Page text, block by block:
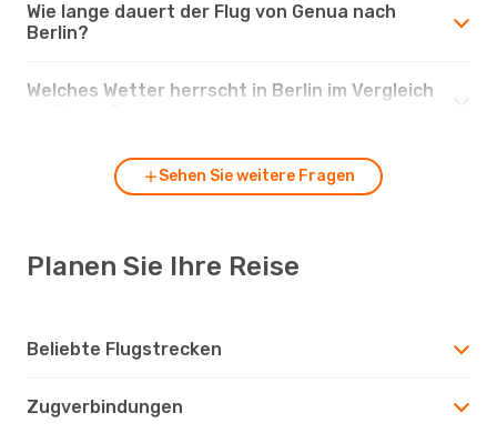
Wie lange dauert der Flug von Genua nach
Berlin?
Welches Wetter herrscht in Berlin im Vergleich
Sehen Sie weitere Fragen
Planen Sie Ihre Reise
Beliebte Flugstrecken
Zugverbindungen